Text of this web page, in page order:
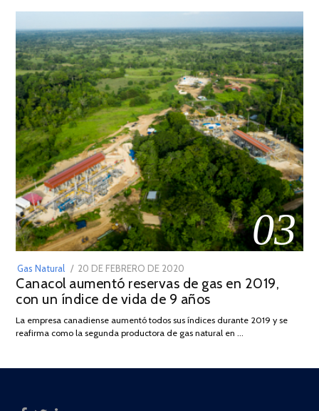
03
Gas Natural
POSTED
ON
20 DE FEBRERO DE 2020
DE
JULIO
2025
Canacol aumentó reservas de gas en 2019,
con un índice de vida de 9 años
La empresa canadiense aumentó todos sus índices durante 2019 y se
reafirma como la segunda productora de gas natural en …